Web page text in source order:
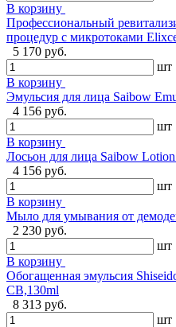
В корзину
Профессиональный
процедур с микротоками
5 170 руб.
шт
В корзину
Эмульсия для лица Saibow
4 156 руб.
шт
В корзину
Лосьон для лица Saibow
4 156 руб.
шт
В корзину
Мыло для умывания от
2 230 руб.
шт
В корзину
Обогащенная эмульсия
CB,130ml
8 313 руб.
шт